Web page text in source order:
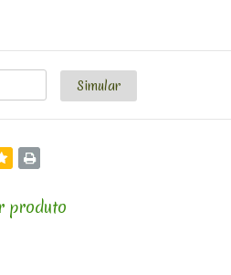
produto